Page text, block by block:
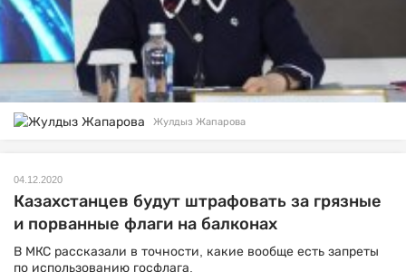
Жулдыз Жапарова
04.12.2020
Казахстанцев будут штрафовать за грязные
и порванные флаги на балконах
В МКС рассказали в точности, какие вообще есть запреты
по использованию госфлага.